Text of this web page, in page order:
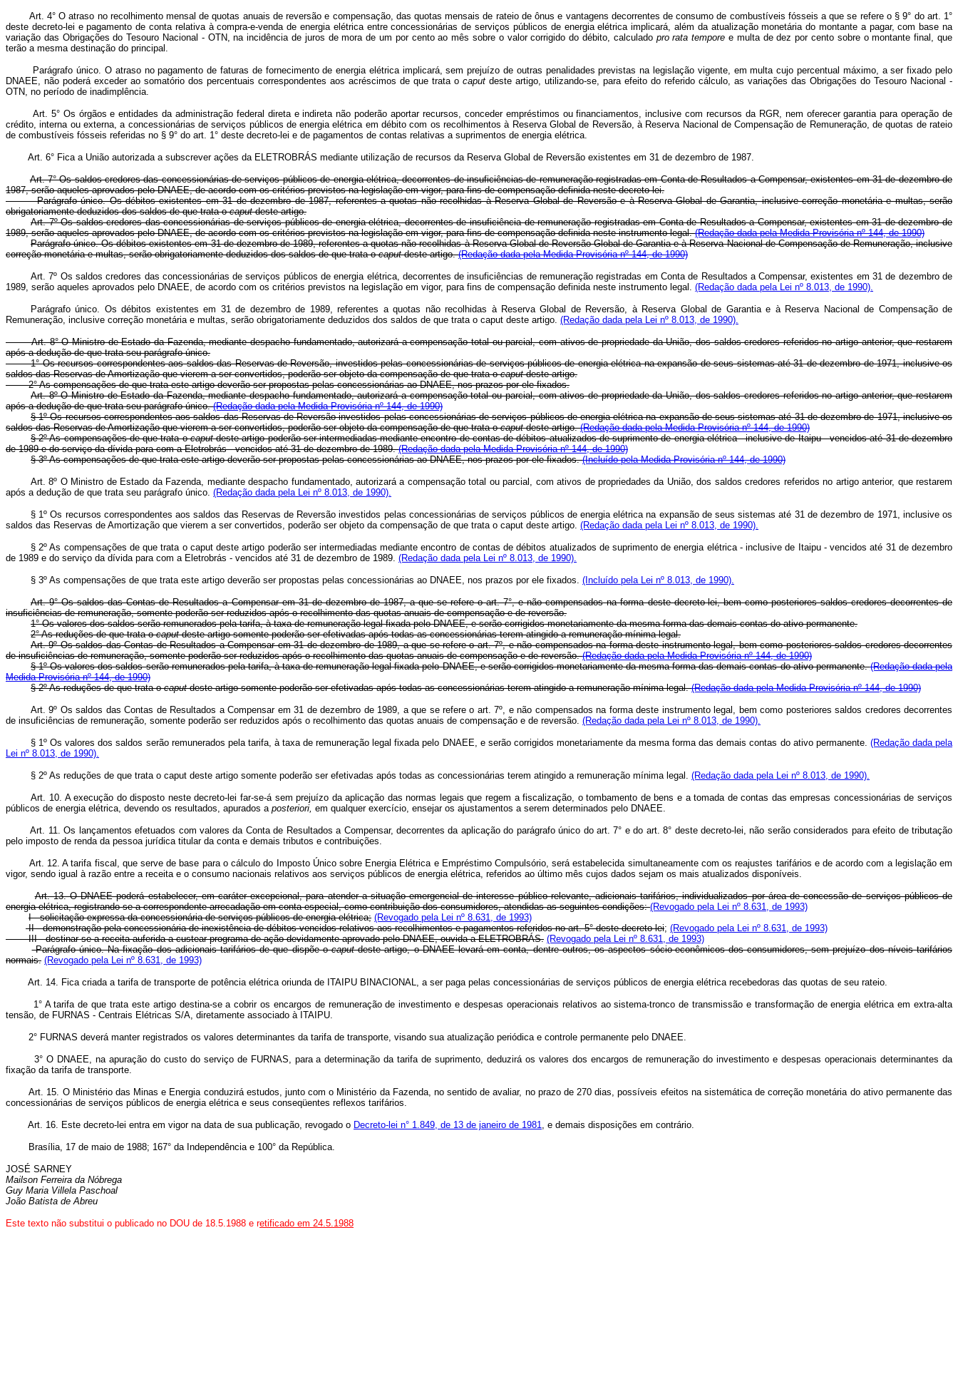
Art. 4° O atraso no recolhimento mensal de quotas anuais de reversão e compensação, das quotas mensais de rateio de ônus e vantagens decorrentes de consumo de combustíveis fósseis a que se refere o § 9° do art. 1°
deste decreto-lei e pagamento de conta relativa à compra-e-venda de energia elétrica entre concessionárias de serviços públicos de energia elétrica implicará, além da atualização monetária do montante a pagar, com base na
variação das Obrigações do Tesouro Nacional - OTN, na incidência de juros de mora de um por cento ao mês sobre o valor corrigido do débito, calculado pro rata temporee multa de dez por cento sobre o montante final, que
terão a mesma destinação do principal.
Parágrafo único. O atraso no pagamento de faturas de fornecimento de energia elétrica implicará, sem prejuízo de outras penalidades previstas na legislação vigente, em multa cujo percentual máximo, a ser fixado pelo
DNAEE, não poderá exceder ao somatório dos percentuais correspondentes aos acréscimos de que trata o caput deste artigo, utilizando-se, para efeito do referido cálculo, as variações das Obrigações do Tesouro Nacional -
OTN, no período de inadimplência.
Art. 5° Os órgãos e entidades da administração federal direta e indireta não poderão aportar recursos, conceder empréstimos ou financiamentos, inclusive com recursos da RGR, nem oferecer garantia para operação de
crédito, interna ou externa, a concessionárias de serviços públicos de energia elétrica em débito com os recolhimentos à Reserva Global de Reversão, à Reserva Nacional de Compensação de Remuneração, de quotas de rateio
de combustíveis fósseis referidas no § 9° do art. 1° deste decreto-lei e de pagamentos de contas relativas a suprimentos de energia elétrica.
Art. 6° Fica a União autorizada a subscrever ações da ELETROBRÁS mediante utilização de recursos da Reserva Global de Reversão existentes em 31 de dezembro de 1987.
Art. 7° Os saldos credores das concessionárias de serviços públicos de energia elétrica, decorrentes de insuficiências de remuneração registradas em Conta de Resultados a Compensar, existentes em 31 de dezembro de
1987, serão aqueles aprovados pelo DNAEE, de acordo com os critérios previstos na legislação em vigor, para fins de compensação definida neste decreto-lei.
Parágrafo único. Os débitos existentes em 31 de dezembro de 1987, referentes a quotas não recolhidas à Reserva Global de Reversão e à Reserva Global de Garantia, inclusive correção monetária e multas, serão
obrigatoriamente deduzidos dos saldos de que trata ocaputdeste artigo.
Art. 7º Os saldos credores das concessionárias de serviços públicos de energia elétrica, decorrentes de insuficiência de remuneração registradas em Conta de Resultados a Compensar, existentes em 31 de dezembro de
1989, serão aqueles aprovados pelo DNAEE, de acordo com os critérios previstos na legislação em vigor, para fins de compensação definida neste instrumento legal.(Redação dada pela Medida Provisória nº 144, de 1990)
Parágrafo único. Os débitos existentes em 31 de dezembro de 1989, referentes a quotas não recolhidas à Reserva Global de Reversão Global de Garantia e à Reserva Nacional de Compensação de Remuneração, inclusive
correção monetária e multas, serão obrigatoriamente deduzidos dos saldos de que trata ocaputdeste artigo.(Redação dada pela Medida Provisória nº 144, de 1990)
Art. 7º Os saldos credores das concessionárias de serviços públicos de energia elétrica, decorrentes de insuficiências de remuneração registradas em Conta de Resultados a Compensar, existentes em 31 de dezembro de
1989, serão aqueles aprovados pelo DNAEE, de acordo com os critérios previstos na legislação em vigor, para fins de compensação definida neste instrumento legal. (Redação dada pela Lei nº 8.013, de 1990).
Parágrafo único. Os débitos existentes em 31 de dezembro de 1989, referentes a quotas não recolhidas à Reserva Global de Reversão, à Reserva Global de Garantia e à Reserva Nacional de Compensação de
Remuneração, inclusive correção monetária e multas, serão obrigatoriamente deduzidos dos saldos de que trata o caput deste artigo. (Redação dada pela Lei nº 8.013, de 1990).
Art. 8° O Ministro de Estado da Fazenda, mediante despacho fundamentado, autorizará a compensação total ou parcial, com ativos de propriedade da União, dos saldos credores referidos no artigo anterior, que restarem
após a dedução de que trata seu parágrafo único.
1° Os recursos correspondentes aos saldos das Reservas de Reversão, investidos pelas concessionárias de serviços públicos de energia elétrica na expansão de seus sistemas até 31 de dezembro de 1971, inclusive os
saldos das Reservas de Amortização que vierem a ser convertidos, poderão ser objeto da compensação de que trata ocaputdeste artigo.
2° As compensações de que trata este artigo deverão ser propostas pelas concessionárias ao DNAEE, nos prazos por ele fixados.
Art. 8º O Ministro de Estado da Fazenda, mediante despacho fundamentado, autorizará a compensação total ou parcial, com ativos de propriedade da União, dos saldos credores referidos no artigo anterior, que restarem
após a dedução de que trata seu parágrafo único.(Redação dada pela Medida Provisória nº 144, de 1990)
§ 1º Os recursos correspondentes aos saldos das Reservas de Reversão investidos pelas concessionárias de serviços públicos de energia elétrica na expansão de seus sistemas até 31 de dezembro de 1971, inclusive os
saldos das Reservas de Amortização que vierem a ser convertidos, poderão ser objeto da compensação de que trata ocaputdeste artigo.(Redação dada pela Medida Provisória nº 144, de 1990)
§ 2º As compensações de que trata ocaputdeste artigo poderão ser intermediadas mediante encontro de contas de débitos atualizados de suprimento de energia elétrica - inclusive de Itaipu - vencidos até 31 de dezembro
de 1989 e do serviço da dívida para com a Eletrobrás - vencidos até 31 de dezembro de 1989.(Redação dada pela Medida Provisória nº 144, de 1990)
§ 3º As compensações de que trata este artigo deverão ser propostas pelas concessionárias ao DNAEE, nos prazos por ele fixados.(Incluído pela Medida Provisória nº 144, de 1990)
Art. 8º O Ministro de Estado da Fazenda, mediante despacho fundamentado, autorizará a compensação total ou parcial, com ativos de propriedades da União, dos saldos credores referidos no artigo anterior, que restarem
após a dedução de que trata seu parágrafo único. (Redação dada pela Lei nº 8.013, de 1990).
§ 1º Os recursos correspondentes aos saldos das Reservas de Reversão investidos pelas concessionárias de serviços públicos de energia elétrica na expansão de seus sistemas até 31 de dezembro de 1971, inclusive os
saldos das Reservas de Amortização que vierem a ser convertidos, poderão ser objeto da compensação de que trata o caput deste artigo. (Redação dada pela Lei nº 8.013, de 1990).
§ 2º As compensações de que trata o caput deste artigo poderão ser intermediadas mediante encontro de contas de débitos atualizados de suprimento de energia elétrica - inclusive de Itaipu - vencidos até 31 de dezembro
de 1989 e do serviço da dívida para com a Eletrobrás - vencidos até 31 de dezembro de 1989. (Redação dada pela Lei nº 8.013, de 1990).
§ 3º As compensações de que trata este artigo deverão ser propostas pelas concessionárias ao DNAEE, nos prazos por ele fixados. (Incluído pela Lei nº 8.013, de 1990).
Art. 9° Os saldos das Contas de Resultados a Compensar em 31 de dezembro de 1987, a que se refere o art. 7°, e não compensados na forma deste decreto-lei, bem como posteriores saldos credores decorrentes de
insuficiências de remuneração, somente poderão ser reduzidos após o recolhimento das quotas anuais de compensação e de reversão.
1° Os valores dos saldos serão remunerados pela tarifa, à taxa de remuneração legal fixada pelo DNAEE, e serão corrigidos monetariamente da mesma forma das demais contas do ativo permanente.
2° As reduções de que trata ocaputdeste artigo somente poderão ser efetivadas após todas as concessionárias terem atingido a remuneração mínima legal.
Art. 9º Os saldos das Contas de Resultados a Compensar em 31 de dezembro de 1989, a que se refere o art. 7º, e não compensados na forma deste instrumento legal, bem como posteriores saldos credores decorrentes
de insuficiências de remuneração, somente poderão ser reduzidos após o recolhimento das quotas anuais de compensação e de reversão.(Redação dada pela Medida Provisória nº 144, de 1990)
§ 1º Os valores dos saldos serão remunerados pela tarifa, à taxa de remuneração legal fixada pelo DNAEE, e serão corrigidos monetariamente da mesma forma das demais contas do ativo permanente.(Redação dada pela
Medida Provisória nº 144, de 1990)
§ 2º As reduções de que trata ocaputdeste artigo somente poderão ser efetivadas após todas as concessionárias terem atingido a remuneração mínima legal.(Redação dada pela Medida Provisória nº 144, de 1990)
Art. 9º Os saldos das Contas de Resultados a Compensar em 31 de dezembro de 1989, a que se refere o art. 7º, e não compensados na forma deste instrumento legal, bem como posteriores saldos credores decorrentes
de insuficiências de remuneração, somente poderão ser reduzidos após o recolhimento das quotas anuais de compensação e de reversão. (Redação dada pela Lei nº 8.013, de 1990).
§ 1º Os valores dos saldos serão remunerados pela tarifa, à taxa de remuneração legal fixada pelo DNAEE, e serão corrigidos monetariamente da mesma forma das demais contas do ativo permanente. (Redação dada pela
Lei nº 8.013, de 1990).
§ 2º As reduções de que trata o caput deste artigo somente poderão ser efetivadas após todas as concessionárias terem atingido a remuneração mínima legal. (Redação dada pela Lei nº 8.013, de 1990).
Art. 10. A execução do disposto neste decreto-lei far-se-á sem prejuízo da aplicação das normas legais que regem a fiscalização, o tombamento de bens e a tomada de contas das empresas concessionárias de serviços
públicos de energia elétrica, devendo os resultados, apurados a posteriori, em qualquer exercício, ensejar os ajustamentos a serem determinados pelo DNAEE.
Art. 11. Os lançamentos efetuados com valores da Conta de Resultados a Compensar, decorrentes da aplicação do parágrafo único do art. 7° e do art. 8° deste decreto-lei, não serão considerados para efeito de tributação
pelo imposto de renda da pessoa jurídica titular da conta e demais tributos e contribuições.
Art. 12. A tarifa fiscal, que serve de base para o cálculo do Imposto Único sobre Energia Elétrica e Empréstimo Compulsório, será estabelecida simultaneamente com os reajustes tarifários e de acordo com a legislação em
vigor, sendo igual à razão entre a receita e o consumo nacionais relativos aos serviços públicos de energia elétrica, referidos ao último mês cujos dados sejam os mais atualizados disponíveis.
Art. 13. O DNAEE poderá estabelecer, em caráter excepcional, para atender a situação emergencial de interesse público relevante, adicionais tarifários, individualizados por área de concessão de serviços públicos de
energia elétrica, registrando-se a correspondente arrecadação em conta especial, como contribuição dos consumidores, atendidas as seguintes condições:(Revogado pela Lei nº 8.631, de 1993)
I - solicitação expressa da concessionária de serviços públicos de energia elétrica; (Revogado pela Lei nº 8.631, de 1993)
II - demonstração pela concessionária de inexistência de débitos vencidos relativos aos recolhimentos e pagamentos referidos no art. 5° deste decreto-lei; (Revogado pela Lei nº 8.631, de 1993)
III - destinar-se a receita auferida a custear programa de ação devidamente aprovado pelo DNAEE, ouvida a ELETROBRÁS. (Revogado pela Lei nº 8.631, de 1993)
Parágrafo único. Na fixação dos adicionais tarifários de que dispõe ocaputdeste artigo, o DNAEE levará em conta, dentre outros, os aspectos sócio-econômicos dos consumidores, sem prejuízo dos níveis tarifários
normais. (Revogado pela Lei nº 8.631, de 1993)
Art. 14. Fica criada a tarifa de transporte de potência elétrica oriunda de ITAIPU BINACIONAL, a ser paga pelas concessionárias de serviços públicos de energia elétrica recebedoras das quotas de seu rateio.
1° A tarifa de que trata este artigo destina-se a cobrir os encargos de remuneração de investimento e despesas operacionais relativos ao sistema-tronco de transmissão e transformação de energia elétrica em extra-alta
tensão, de FURNAS - Centrais Elétricas S/A, diretamente associado à ITAIPU.
2° FURNAS deverá manter registrados os valores determinantes da tarifa de transporte, visando sua atualização periódica e controle permanente pelo DNAEE.
3° O DNAEE, na apuração do custo do serviço de FURNAS, para a determinação da tarifa de suprimento, deduzirá os valores dos encargos de remuneração do investimento e despesas operacionais determinantes da
fixação da tarifa de transporte.
Art. 15. O Ministério das Minas e Energia conduzirá estudos, junto com o Ministério da Fazenda, no sentido de avaliar, no prazo de 270 dias, possíveis efeitos na sistemática de correção monetária do ativo permanente das
concessionárias de serviços públicos de energia elétrica e seus conseqüentes reflexos tarifários.
Art. 16. Este decreto-lei entra em vigor na data de sua publicação, revogado o Decreto-lei n° 1.849, de 13 de janeiro de 1981 , e demais disposições em contrário.
Brasília, 17 de maio de 1988; 167° da Independência e 100° da República.
JOSÉ SARNEY
Mailson Ferreira da Nóbrega
Guy Maria Villela Paschoal
João Batista de Abreu
Este texto não substitui o publicado no DOU de 18.5.1988 e retificado em 24.5.1988